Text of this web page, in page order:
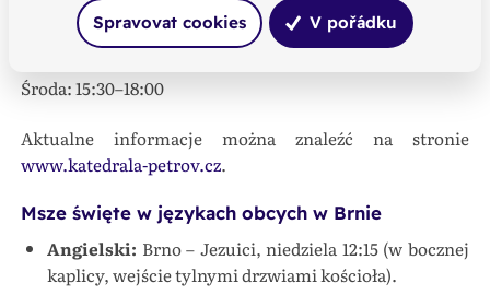
Godziny urzędowania kancelarii parafialnej
Środa: 15:30–18:00
Aktualne informacje można znaleźć na stronie
www.katedrala-petrov.cz.
Msze święte w językach obcych w Brnie
Angielski: Brno –⁠⁠⁠⁠⁠⁠ Jezuici, niedziela 12:15 (w bocznej
kaplicy, wejście tylnymi drzwiami kościoła).
Spravovat cookies V pořádku